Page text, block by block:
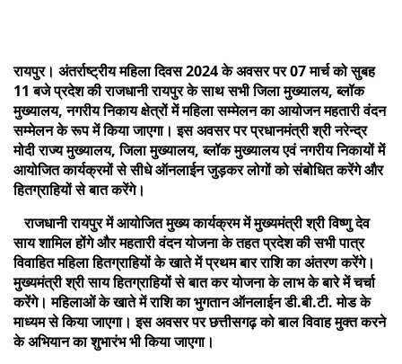
रायपुर। अंतर्राष्ट्रीय महिला दिवस 2024 के अवसर पर 07 मार्च को सुबह
11 बजे प्रदेश की राजधानी रायपुर के साथ सभी जिला मुख्यालय, ब्लॉक
मुख्यालय, नगरीय निकाय क्षेत्रों में महिला सम्मेलन का आयोजन महतारी वंदन
सम्मेलन के रूप में किया जाएगा। इस अवसर पर प्रधानमंत्री श्री नरेन्द्र
मोदी राज्य मुख्यालय, जिला मुख्यालय, ब्लॉक मुख्यालय एवं नगरीय निकायों में
आयोजित कार्यक्रमों से सीधे ऑनलाईन जुड़कर लोगों को संबोधित करेंगे और
हितग्राहियों से बात करेंगे।
राजधानी रायपुर में आयोजित मुख्य कार्यक्रम में मुख्यमंत्री श्री विष्णु देव
साय शामिल होंगे और महतारी वंदन योजना के तहत प्रदेश की सभी पात्र
विवाहित महिला हितग्राहियों के खाते में प्रथम बार राशि का अंतरण करेंगे।
मुख्यमंत्री श्री साय हितग्राहियों से बात कर योजना के लाभ के बारे में चर्चा
करेंगे। महिलाओं के खाते में राशि का भुगतान ऑनलाईन डी.बी.टी. मोड के
माध्यम से किया जाएगा। इस अवसर पर छत्तीसगढ़ को बाल विवाह मुक्त करने
के अभियान का शुभारंभ भी किया जाएगा।